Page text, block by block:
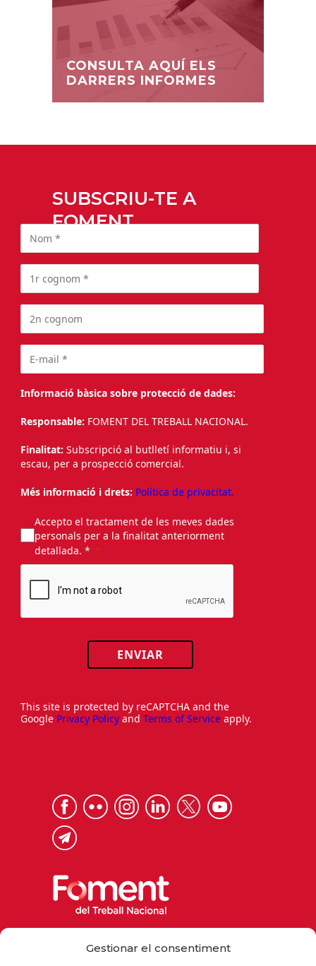
Gestionar el consentiment
CONSULTA AQUÍ ELS
DARRERS INFORMES
SUBSCRIU-TE A
FOMENT
Informació bàsica sobre protecció de dades:
Responsable: FOMENT DEL TREBALL NACIONAL.
Finalitat: Subscripció al butlletí informatiu i, si
escau, per a prospecció comercial.
Més informació i drets: Política de privacitat.
Accepto el tractament de les meves dades
personals per a la finalitat anteriorment
detallada. *
ENVIAR
This site is protected by reCAPTCHA and the
Google Privacy Policy and Terms of Service apply.